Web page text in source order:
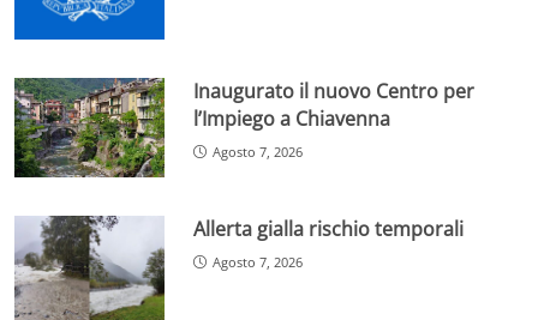
Inaugurato il nuovo Centro per
l’Impiego a Chiavenna
Agosto 7, 2026
Allerta gialla rischio temporali
Agosto 7, 2026